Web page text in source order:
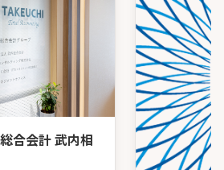
合会計 武内相